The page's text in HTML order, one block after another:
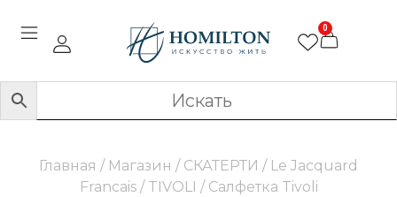
0
Главная / Магазин / СКАТЕРТИ / Le Jacquard
Francais/ TIVOLI / Салфетка Tivoli